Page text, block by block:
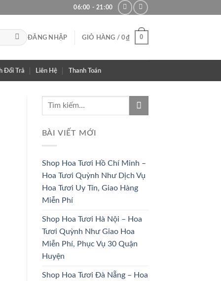
06:00 - 21:00
ĐĂNG NHẬP GIỎ HÀNG /0₫ 0
Đổi Trả Liên Hệ Thanh Toán
HOA CÔ
DÂU
33 SẢN PHẨM
HOA KHAI
67 SẢN PHẨM
BÀI VIẾT MỚI
Shop Hoa Tươi Hồ Chí Minh –
Hoa Tươi Quỳnh Như Dịch Vụ
Hoa Tươi Uy Tín, Giao Hàng
Miễn Phí
Shop Hoa Tươi Hà Nội – Hoa
Tươi Quỳnh Như Giao Hoa
Miễn Phí, Phục Vụ 30 Quận
Huyện
Shop Hoa Tươi Đà Nẵng – Hoa